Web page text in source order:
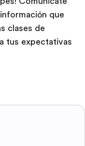
que
clases de
tus expectativas